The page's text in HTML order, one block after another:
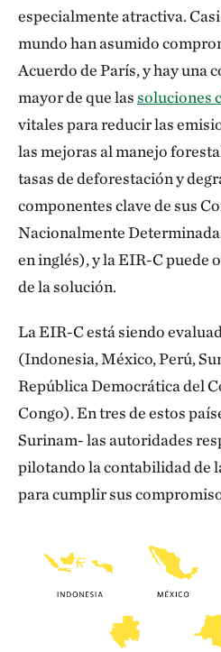
especialmente atractiva.
mundo han asumido
Acuerdo de París, y hay una
mayor de que lassoluciones
vitales para reducir las
las mejoras al manejo
tasas de deforestación y
componentes clave de sus
Nacionalmente
en inglés), y la EIR-C puede
de la solución.
La EIR-C está siendo
(Indonesia, México, Perú,
República Democrática del
Congo). En tres de estos
Surinam- las autoridades
pilotando la contabilidad de
para cumplir sus